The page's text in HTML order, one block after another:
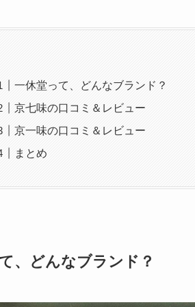
一休堂って、どんなブランド？
京七味の口コミ＆レビュー
京一味の口コミ＆レビュー
まとめ
、どんなブランド？